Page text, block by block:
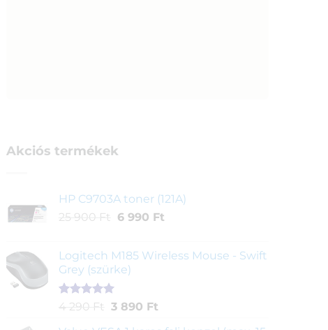
Akciós termékek
HP C9703A toner (121A)
25 900 Ft
Original
25
900 Ft.
6 990 FtCurrent
6
Logitech M185 Wireless Mouse - Swift
Grey (szürke)
Értékelés
ből,
1
4 290 Ft Original
3 890 FtCurrent